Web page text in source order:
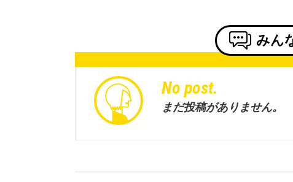
みん
No post.
まだ投稿がありません。